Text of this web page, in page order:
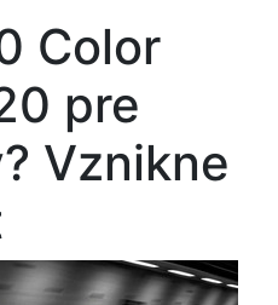
Color
pre
Vznikne